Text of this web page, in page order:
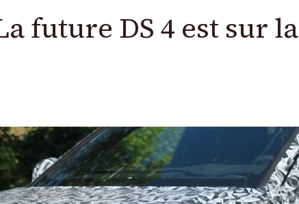
future DS 4 est sur la